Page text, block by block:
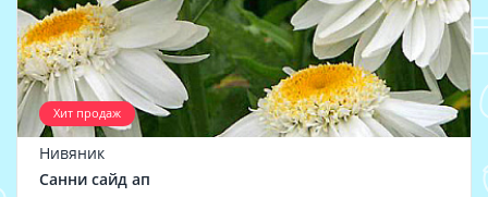
Хит продаж
Нивяник
Санни сайд ап